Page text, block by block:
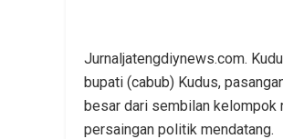
Jurnaljatengdiynews.com.
bupati (cabub) Kudus,
besar dari sembilan kelompok
persaingan politik mendatang.